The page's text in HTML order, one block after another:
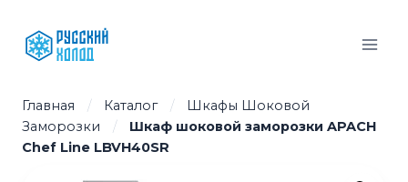
содержимому
Главная / Каталог /
Шкафы Шоковой
Заморозки
/
Шкаф шоковой заморозки APACH
Chef Line LBVH40SR